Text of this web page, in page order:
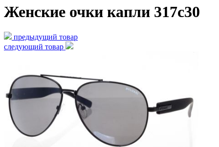
Женские очки капли 317c30
предыдущий товар
следующий товар